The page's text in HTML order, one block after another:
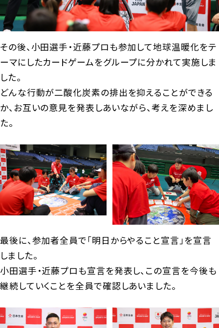
その後、小田選手・近藤プロも参加して地球温暖化をテ
ーマにしたカードゲームをグループに分かれて実施しま
した。
どんな行動が二酸化炭素の排出を抑えることができる
か、お互いの意見を発表しあいながら、考えを深めまし
た。
最後に、参加者全員で「明日からやること宣言」を宣言
しました。
小田選手・近藤プロも宣言を発表し、この宣言を今後も
継続していくことを全員で確認しあいました。